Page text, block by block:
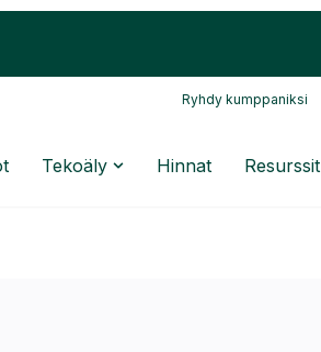
Ryhdy kumppaniksi
Tekoäly Hinnat Resurssit